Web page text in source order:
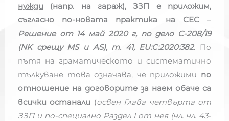
нужди (напр. на гараж), ЗЗП е приложим,
съгласно по-новата практика на СЕС–
Решение от 14 май 2020 г, по дело C-208/19
(NK срещу MS и AS), т. 41, EU:C:2020:382. По
пътя на граматическото и систематично
тълкуване това означава, че приложими по
отношение на договорите за наем обаче са
всички останали (освен Глава четвърта от
ЗЗП и по-специално Раздел I от нея (чл. чл. 43-